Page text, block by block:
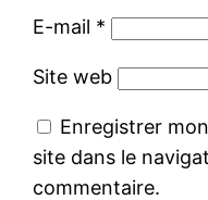
E-mail *
Site web
Enregistrer
site dans le
commentaire.